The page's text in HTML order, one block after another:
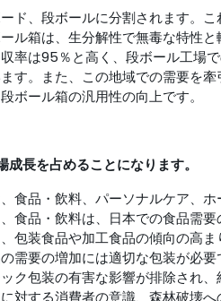
ド、段ボールに分割されます。
ル箱は、生分解性で無毒な特性
率は95％と高く、段ボール工場
す。また、この地域での需要を
ボール箱の汎用性の向上です。
長を占めることになります。
食品・飲料、パーソナルケア、
食品・飲料は、日本での食品需
包装食品や加工食品の傾向の高
需要の増加には適切な包装が必
ク包装の有害な影響が排除され
対する消費者の意識、森林破壊